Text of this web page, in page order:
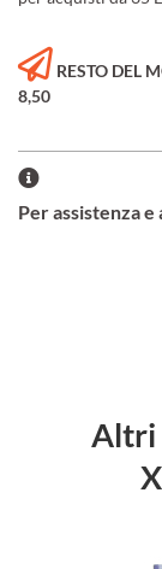
RESTO DEL
8,50
Per assistenza
Altri